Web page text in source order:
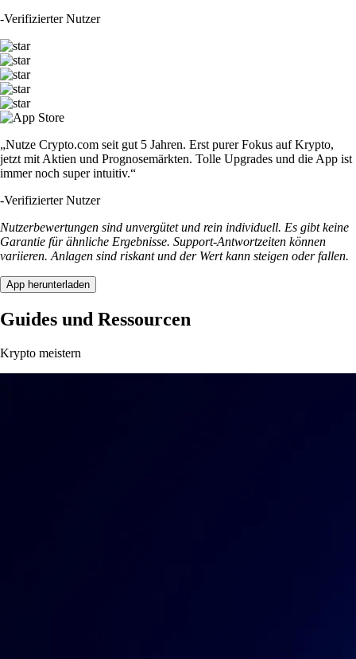
-Verifizierter Nutzer
„Nutze Crypto.com seit gut 5 Jahren. Erst purer Fokus auf Krypto,
jetzt mit Aktien und Prognosemärkten. Tolle Upgrades und die App ist
immer noch super intuitiv.“
-Verifizierter Nutzer
Nutzerbewertungen sind unvergütet und rein individuell. Es gibt keine
Garantie für ähnliche Ergebnisse. Support-Antwortzeiten können
variieren. Anlagen sind riskant und der Wert kann steigen oder fallen.
App herunterladen
Guides und Ressourcen
Krypto meistern